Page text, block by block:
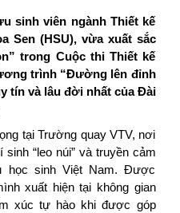
sinh viên ngành Thiết kế
Sen (HSU), vừa xuất sắc
trong Cuộc thi Thiết kế
trình “Đường lên đỉnh
tín và lâu đời nhất của Đài
tại Trường quay VTV, nơi
“leo núi” và truyền cảm
học sinh Việt Nam. Được
xuất hiện tại không gian
xúc tự hào khi được góp